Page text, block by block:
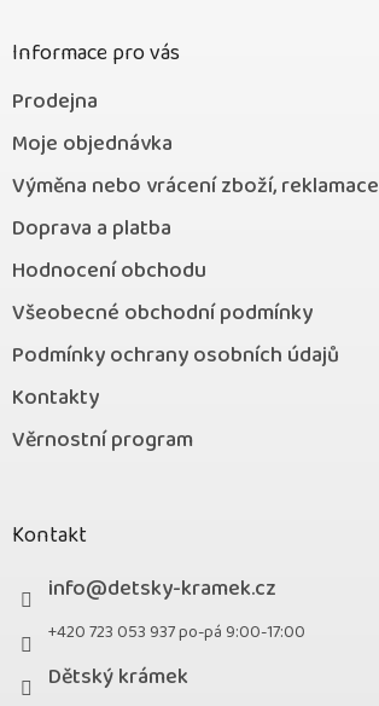
Informace pro vás
Prodejna
Moje objednávka
Výměna nebo vrácení zboží, reklamace
Doprava a platba
Hodnocení obchodu
Všeobecné obchodní podmínky
Podmínky ochrany osobních údajů
Kontakty
Věrnostní program
Kontakt
info@detsky-kramek.cz
+420 723 053 937 po-pá 9:00-17:00
Dětský krámek